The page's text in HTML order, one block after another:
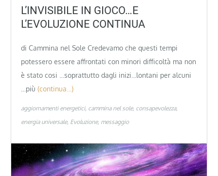
L’INVISIBILE IN GIOCO…E
L’EVOLUZIONE CONTINUA
di Cammina nel Sole Credevamo che questi tempi
potessero essere affrontati con minori difficoltà ma non
è stato cosi …soprattutto dagli inizi…lontani per alcuni
…più (continua…)
aggiornamenti energetici cammina nel sole consapevolezza
energia universale Evoluzione messaggio